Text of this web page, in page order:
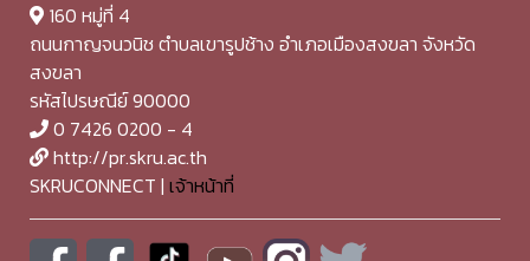
160 หมู่ที่ 4
ถนนกาญจนวนิช ตำบลเขารูปช้าง อำเภอเมืองสงขลา จังหวัด
สงขลา
รหัสไปรษณีย์ 90000
0 7426 0200 - 4
http://pr.skru.ac.th
SKRUCONNECT | เจ้าหน้าที่